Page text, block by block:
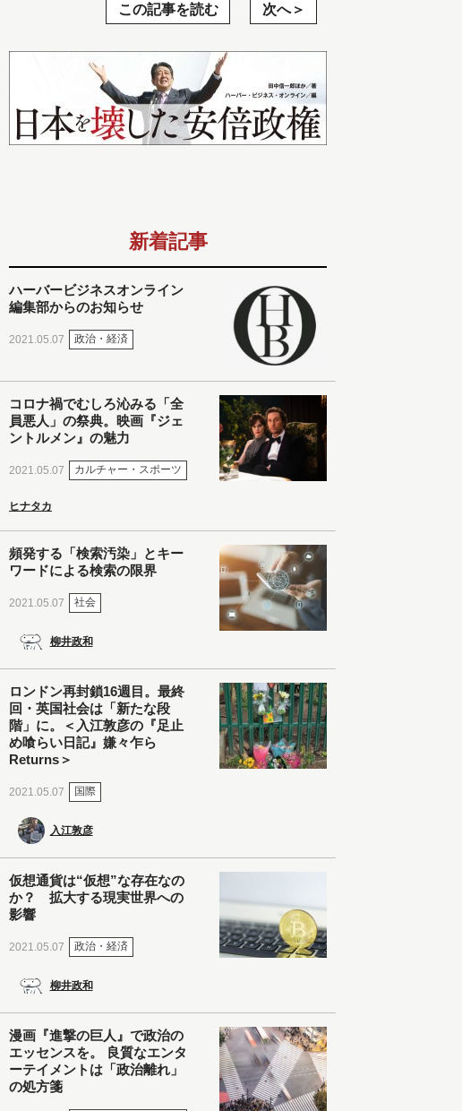
この記事を読む
次へ
新着記事
ハーバービジネスオンライン
編集部からのお知らせ
2021.05.07 政治・経済
コロナ禍でむしろ沁みる「全
員悪人」の祭典。映画『ジェ
ントルメン』の魅力
2021.05.07 カルチャー・スポーツ
ヒナタカ
頻発する「検索汚染」とキー
ワードによる検索の限界
2021.05.07 社会
柳井政和
ロンドン再封鎖16週目。最終
回・英国社会は「新たな段
階」に。＜入江敦彦の『足止
め喰らい日記』嫌々乍ら
Returns＞
2021.05.07 国際
入江敦彦
仮想通貨は“仮想”な存在なの
か？ 拡大する現実世界への
影響
2021.05.07 政治・経済
柳井政和
漫画『進撃の巨人』で政治の
エッセンスを。 良質なエンタ
ーテイメントは「政治離れ」
の処方箋